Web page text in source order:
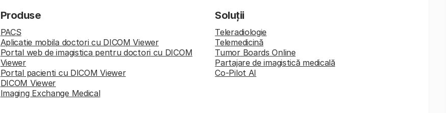
Produse
PACS
Aplicatie mobila doctori cu DICOM Viewer
Portal web de imagistica pentru doctori cu DICOM
Viewer
Portal pacienti cu DICOM Viewer
DICOM Viewer
Imaging Exchange Medical
Soluții
Teleradiologie
Telemedicină
Tumor Boards Online
Partajare de imagistică medicală
Co-Pilot AI